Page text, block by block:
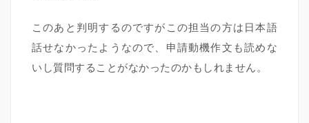
このあと判明するのですがこの担当の方は日本語
話せなかったようなので、申請動機作文も読めな
いし質問することがなかったのかもしれません。